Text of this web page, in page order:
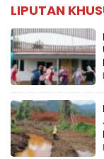
LIPUTAN